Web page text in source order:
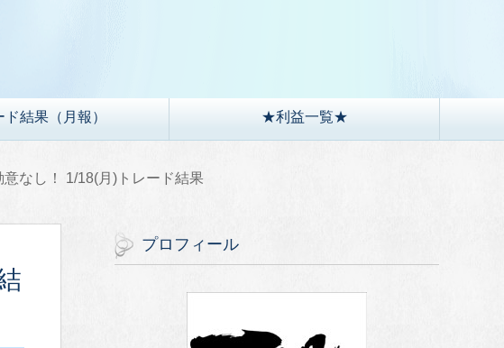
ド結果（月報） ★利益一覧★
意なし！ 1/18(月)トレード結果
プロフィール